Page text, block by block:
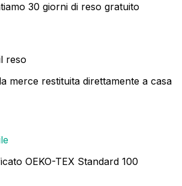
30 giorni di reso gratuito
reso
merce restituita direttamente a casa
OEKO-TEX Standard 100